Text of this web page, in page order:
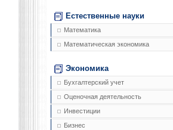
Естественные науки
Математика
Математическая экономика
Экономика
Бухгалтерский учет
Оценочная деятельность
Инвестиции
Бизнес